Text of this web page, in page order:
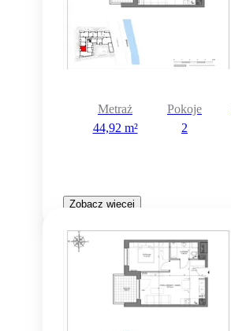
Metraż
44,92 m²
Pokoje
2
Zobacz więcej